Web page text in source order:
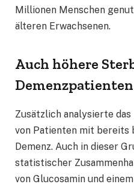
Millionen Menschen
älteren Erwachsenen.
Auch höhere
Zusätzlich analysierte
von Patienten mit bereits
Demenz. Auch in dieser
statistischer
von Glucosamin und